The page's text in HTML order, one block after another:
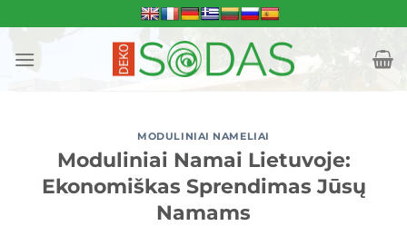
to
content
MODULINIAI NAMELIAI
Moduliniai Namai Lietuvoje:
Ekonomiškas Sprendimas Jūsų
Namams